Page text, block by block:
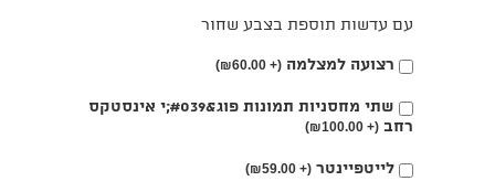
עם עדשות תוספת בצבע שחור
בחירת
רצועה למצלמה (+
₪60.00)
בחירת
אפשרות
שתי מחסניות תמונות פוג&#039;י אינסטקס
רחב (+
₪100.00)
בחירת
לייטפיינטר (+
₪59.00)